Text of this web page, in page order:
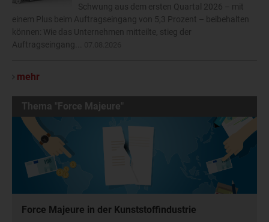
Schwung aus dem ersten Quartal 2026 – mit
einem Plus beim Auftragseingang von 5,3 Prozent – beibehalten
können: Wie das Unternehmen mitteilte, stieg der
Auftragseingang...
mehr
Thema "Force Majeure"
Force Majeure in der Kunststoffindustrie